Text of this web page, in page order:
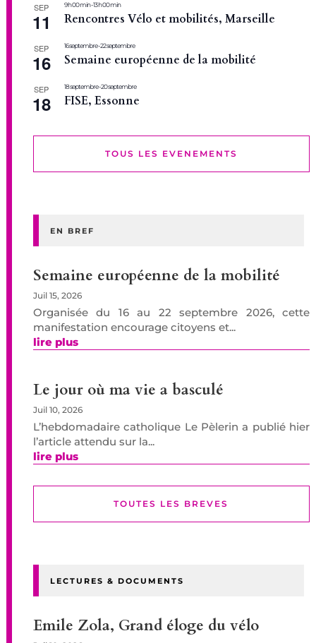
SEP
11
9 h 00 min-13 h 00 min
Rencontres Vélo et mobilités, Marseille
SEP
16
16 septembre-22 septembre
Semaine européenne de la mobilité
SEP
18
18 septembre-20 septembre
FISE, Essonne
TOUS LES EVENEMENTS
EN BREF
Semaine européenne de la mobilité
Juil 15, 2026
Organisée du 16 au 22 septembre 2026, cette
manifestation encourage citoyens et...
lire plus
Le jour où ma vie a basculé
Juil 10, 2026
L’hebdomadaire catholique Le Pèlerin a publié hier
l’article attendu sur la...
lire plus
TOUTES LES BREVES
LECTURES & DOCUMENTS
Emile Zola, Grand éloge du vélo